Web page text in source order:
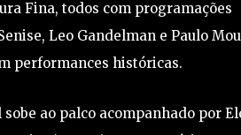
Fina, todos com programações
Leo Gandelman e Paulo
performances históricas.
ao palco acompanhado por